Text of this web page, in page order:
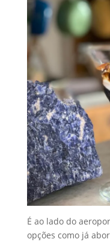
É ao lado do
opções como já